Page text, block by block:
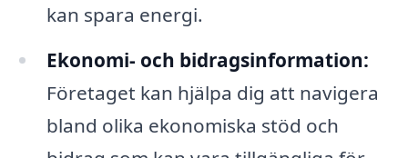
kan spara energi.
Ekonomi- och bidragsinformation:
Företaget kan hjälpa dig att navigera
bland olika ekonomiska stöd och